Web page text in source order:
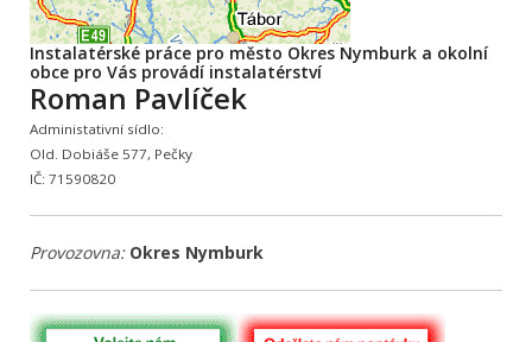
Instalatérské práce pro město Okres Nymburk a okolní
obce pro Vás provádí instalatérství
Roman Pavlíček
Administativní sídlo:
Old. Dobiáše 577, Pečky
IČ: 71590820
Provozovna: Okres Nymburk